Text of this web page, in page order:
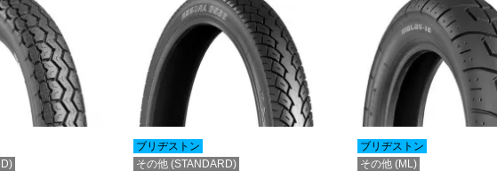
ブリヂストン
その他 (STANDARD)
ブリヂストン
その他 (ML)